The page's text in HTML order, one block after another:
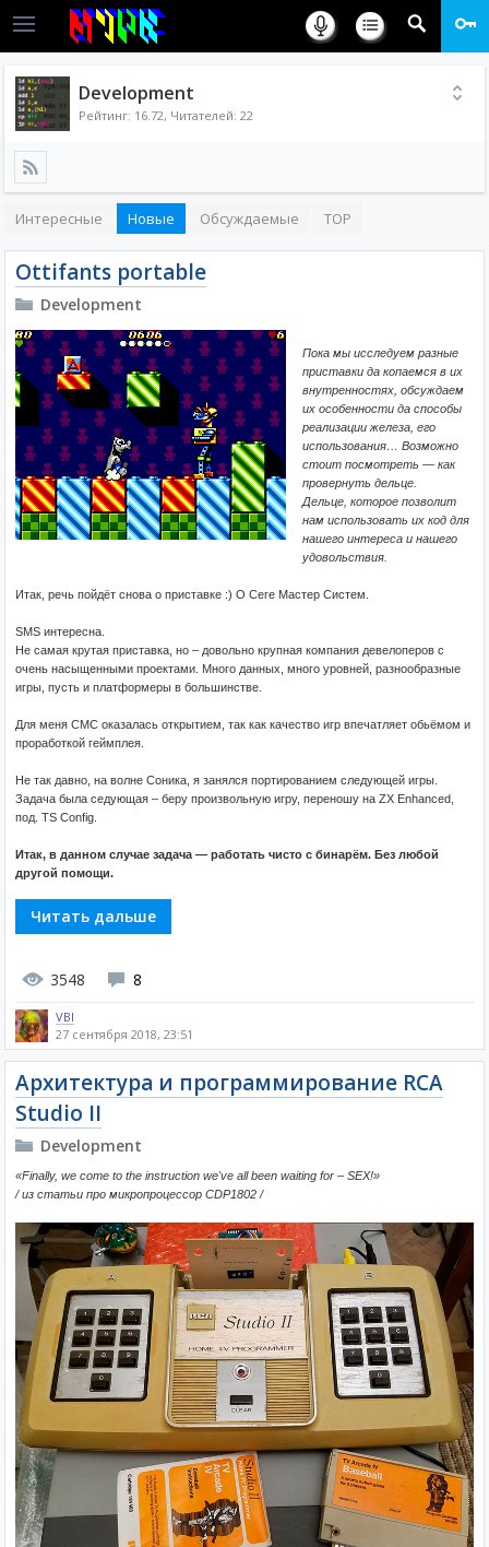
Development
Рейтинг: 16.72, Читателей: 22
Интересные Новые Обсуждаемые TOP
Ottifants portable
Development
Пока мы исследуем разные
приставки да копаемся в их
внутренностях, обсуждаем
их особенности да способы
реализации железа, его
использования… Возможно
стоит посмотреть — как
провернуть дельце.
Дельце, которое позволит
нам использовать их код для
нашего интереса и нашего
удовольствия.
Итак, речь пойдёт снова о приставке :) О Сеге Мастер Систем.
SMS интересна.
Не самая крутая приставка, но – довольно крупная компания девелоперов с
очень насыщенными проектами. Много данных, много уровней, разнообразные
игры, пусть и платформеры в большинстве.
Для меня СМС оказалась открытием, так как качество игр впечатляет обьёмом и
проработкой геймплея.
Не так давно, на волне Соника, я занялся портированием следующей игры.
Задача была седующая – беру произвольную игру, переношу на ZX Enhanced,
под. TS Config.
Итак, в данном случае задача — работать чисто с бинарём. Без любой
другой помощи.
Читать дальше
3548 8
VBI
27 сентября 2018, 23:51
Архитектура и программирование RCA
Studio II
Development
«Finally, we come to the instruction we've all been waiting for – SEX!»
/ из статьи про микропроцессор CDP1802 /